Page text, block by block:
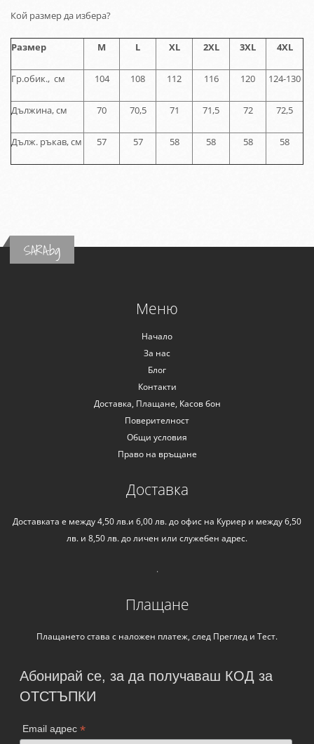
Кой размер да избера?
Размер M L XL 2XL 3XL 4XL
Гр.обик., см 104 108 112 116 120 124-130
Дължина, см 70 70,5 71 71,5 72 72,5
Дълж. ръкав, см 57 57 58 58 58 58
SARA.bg
Меню
Начало
За нас
Блог
Контакти
Доставка, Плащане, Касов бон
Поверителност
Общи условия
Право на връщане
Доставка
Доставката е между 4,50 лв.и 6,00 лв. до офис на Куриер и между 6,50
лв. и 8,50 лв. до личен или служебен адрес.
.
Плащане
Плащането става с наложен платеж, след Преглед и Тест.
Абонирай се, за да получаваш КОД за
ОТСТЪПКИ
Email адрес *